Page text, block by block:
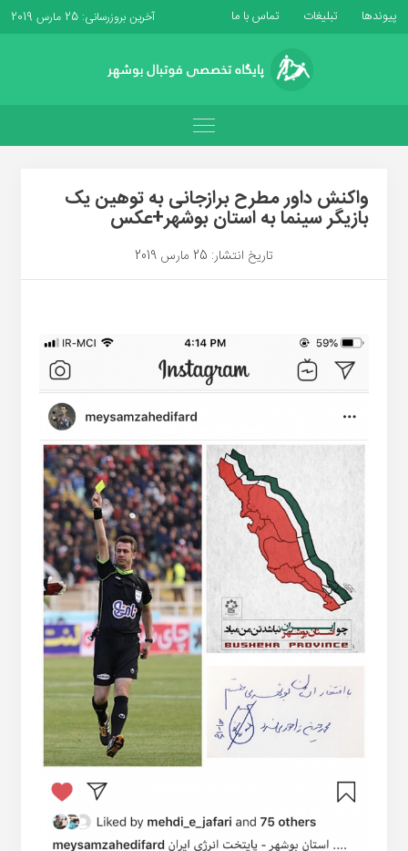
پیوندها تبلیغات تماس با ما آخرین بروزرسانی: 25 مارس 2019
واکنش داور مطرح برازجانی به توهین یک
بازیگر سینما به استان بوشهر+عکس
تاریخ انتشار: 25 مارس 2019